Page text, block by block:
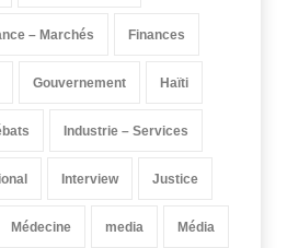
– Marchés Finances
Gouvernement Haïti
Industrie – Services
Interview Justice
Médecine media Média